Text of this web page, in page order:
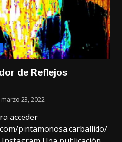
de Reflejos
marzo 23, 2022
acceder
pintamonosa.carballido/